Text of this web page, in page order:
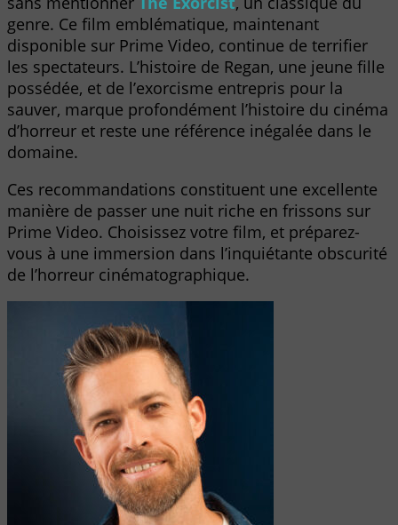
genre. Ce film emblématique, maintenant
disponible sur Prime Video, continue de terrifier
les spectateurs. L’histoire de Regan, une jeune fille
possédée, et de l’exorcisme entrepris pour la
sauver, marque profondément l’histoire du cinéma
d’horreur et reste une référence inégalée dans le
domaine.
Ces recommandations constituent une excellente
manière de passer une nuit riche en frissons sur
Prime Video. Choisissez votre film, et préparez-
vous à une immersion dans l’inquiétante obscurité
de l’horreur cinématographique.